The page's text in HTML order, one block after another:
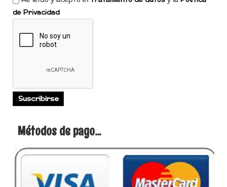
de Privacidad
Métodos de pago...